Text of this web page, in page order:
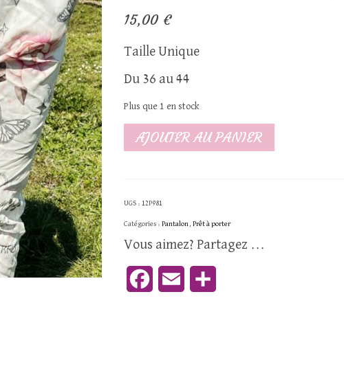
15,00 €
Taille Unique
Du 36 au 44
Plus que 1 en stock
quantité
de
AJOUTER AU PANIER
UGS : 12P981
Catégories : Pantalon , Prêt à porter
Vous aimez? Partagez ...
FacebookEmail